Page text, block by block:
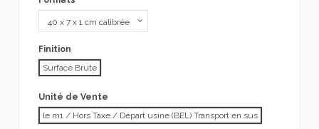
Finition
Surface Brute
Unité de Vente
le m1 / Hors Taxe / Départ usine (BEL) Transport en sus